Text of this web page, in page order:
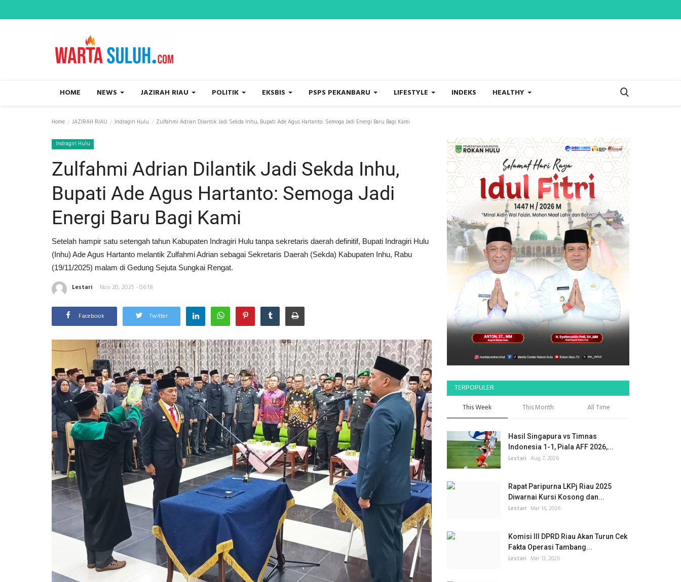
HOME NEWS JAZIRAH RIAU POLITIK EKSBIS PSPS PEKANBARU LIFESTYLE INDEKS HEALTHY
Home JAZIRAH RIAU Indragiri Hulu Zulfahmi Adrian Dilantik Jadi Sekda Inhu, Bupati Ade Agus Hartanto: Semoga Jadi Energi Baru Bagi Kami
Indragiri Hulu
Zulfahmi Adrian Dilantik Jadi Sekda Inhu,
Bupati Ade Agus Hartanto: Semoga Jadi
Energi Baru Bagi Kami
Setelah hampir satu setengah tahun Kabupaten Indragiri Hulu tanpa sekretaris daerah definitif, Bupati Indragiri Hulu
(Inhu) Ade Agus Hartanto melantik Zulfahmi Adrian sebagai Sekretaris Daerah (Sekda) Kabupaten Inhu, Rabu
(19/11/2025) malam di Gedung Sejuta Sungkai Rengat.
Lestari Nov 20, 2025 - 06:18
Facebook Twitter
TERPOPULER
This Week This Month All Time
Hasil Singapura vs Timnas
Indonesia 1-1, Piala AFF 2026,...
Lestari Aug 7, 2026
Rapat Paripurna LKPj Riau 2025
Diwarnai Kursi Kosong dan...
Lestari Mar 16, 2026
Komisi III DPRD Riau Akan Turun Cek
Fakta Operasi Tambang...
Lestari Mar 13, 2026